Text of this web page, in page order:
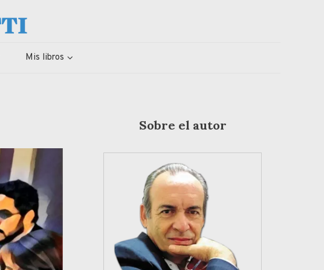
Mis libros
Sobre el autor